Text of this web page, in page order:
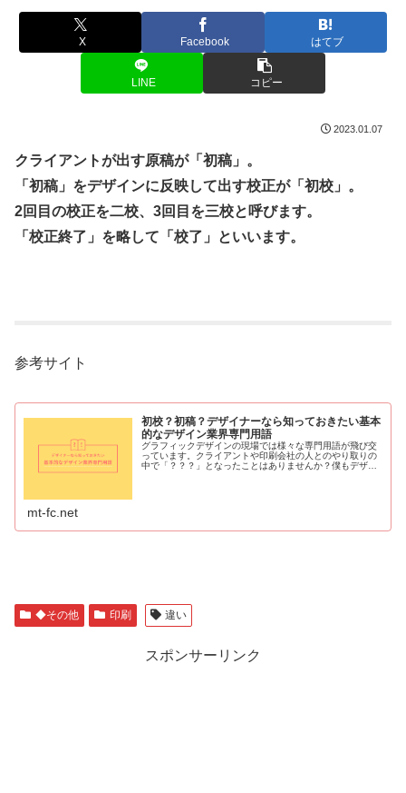
X Facebook はてブ
LINE コピー
2023.01.07
クライアントが出す原稿が「初稿」。
「初稿」をデザインに反映して出す校正が「初校」。
2回目の校正を二校、3回目を三校と呼びます。
「校正終了」を略して「校了」といいます。
参考サイト
初校？初稿？デザイナーなら知っておきたい基本
的なデザイン業界専門用語
グラフィックデザインの現場では様々な専門用語が飛び交
っています。クライアントや印刷会社の人とのやり取りの
中で「？？？」となったことはありませんか？僕もデザイ
mt-fc.net
◆その他 印刷 違い
スポンサーリンク